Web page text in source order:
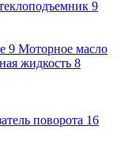
9
9 Моторное масло
жидкость 8
поворота 16